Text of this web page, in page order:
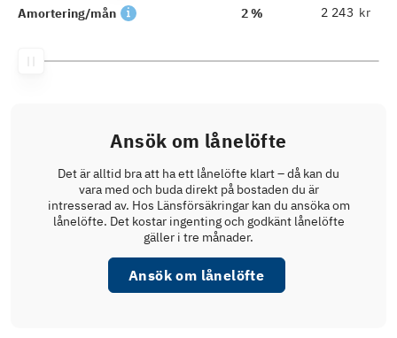
Amortering/mån 2 % kr
Ansök om lånelöfte
Det är alltid bra att ha ett lånelöfte klart – då kan du
vara med och buda direkt på bostaden du är
intresserad av. Hos Länsförsäkringar kan du ansöka om
lånelöfte. Det kostar ingenting och godkänt lånelöfte
gäller i tre månader.
Ansök om lånelöfte